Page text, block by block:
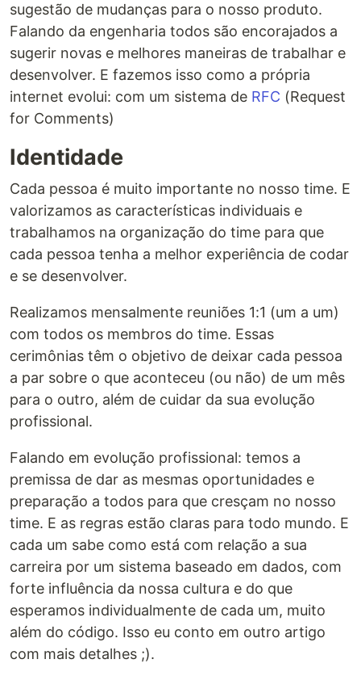
sugestão de mudanças para o nosso produto.
Falando da engenharia todos são encorajados a
sugerir novas e melhores maneiras de trabalhar e
desenvolver. E fazemos isso como a própria
internet evolui: com um sistema de RFC (Request
for Comments)
Identidade
Cada pessoa é muito importante no nosso time. E
valorizamos as características individuais e
trabalhamos na organização do time para que
cada pessoa tenha a melhor experiência de codar
e se desenvolver.
Realizamos mensalmente reuniões 1:1 (um a um)
com todos os membros do time. Essas
cerimônias têm o objetivo de deixar cada pessoa
a par sobre o que aconteceu (ou não) de um mês
para o outro, além de cuidar da sua evolução
profissional.
Falando em evolução profissional: temos a
premissa de dar as mesmas oportunidades e
preparação a todos para que cresçam no nosso
time. E as regras estão claras para todo mundo. E
cada um sabe como está com relação a sua
carreira por um sistema baseado em dados, com
forte influência da nossa cultura e do que
esperamos individualmente de cada um, muito
além do código. Isso eu conto em outro artigo
com mais detalhes ;).